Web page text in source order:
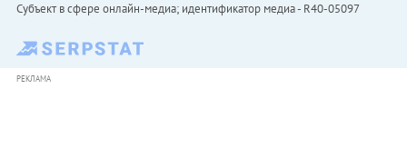
Субъект в сфере онлайн-медиа; идентификатор медиа - R40-05097
РЕКЛАМА